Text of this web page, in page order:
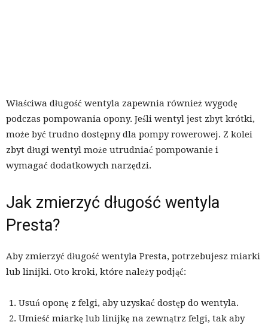
Właściwa długość wentyla zapewnia również wygodę
podczas pompowania opony. Jeśli wentyl jest zbyt krótki,
może być trudno dostępny dla pompy rowerowej. Z kolei
zbyt długi wentyl może utrudniać pompowanie i
wymagać dodatkowych narzędzi.
Jak zmierzyć długość wentyla
Presta?
Aby zmierzyć długość wentyla Presta, potrzebujesz miarki
lub linijki. Oto kroki, które należy podjąć:
Usuń oponę z felgi, aby uzyskać dostęp do wentyla.
Umieść miarkę lub linijkę na zewnątrz felgi, tak aby